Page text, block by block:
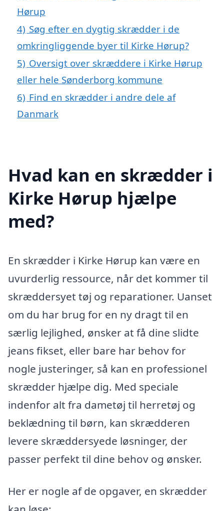
Hørup
4) Søg efter en dygtig skrædder i de
omkringliggende byer til Kirke Hørup?
5) Oversigt over skræddere i Kirke Hørup
eller hele Sønderborg kommune
6) Find en skrædder i andre dele af
Danmark
Hvad kan en skrædder i
Kirke Hørup hjælpe
med?
En skrædder i Kirke Hørup kan være en
uvurderlig ressource, når det kommer til
skræddersyet tøj og reparationer. Uanset
om du har brug for en ny dragt til en
særlig lejlighed, ønsker at få dine slidte
jeans fikset, eller bare har behov for
nogle justeringer, så kan en professionel
skrædder hjælpe dig. Med speciale
indenfor alt fra dametøj til herretøj og
beklædning til børn, kan skrædderen
levere skræddersyede løsninger, der
passer perfekt til dine behov og ønsker.
Her er nogle af de opgaver, en skrædder